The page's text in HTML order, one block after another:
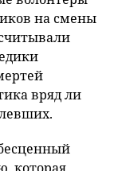
на смены
вряд ли